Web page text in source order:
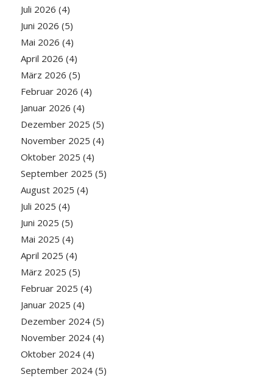
Juli 2026 (4)
Juni 2026 (5)
Mai 2026 (4)
April 2026 (4)
März 2026 (5)
Februar 2026 (4)
Januar 2026 (4)
Dezember 2025 (5)
November 2025 (4)
Oktober 2025 (4)
September 2025 (5)
August 2025 (4)
Juli 2025 (4)
Juni 2025 (5)
Mai 2025 (4)
April 2025 (4)
März 2025 (5)
Februar 2025 (4)
Januar 2025 (4)
Dezember 2024(5)
November 2024(4)
Oktober 2024(4)
September 2024(5)